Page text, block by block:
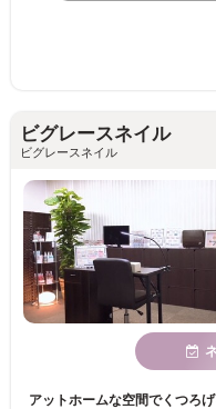
ビグレースネイル
ビグレースネイル
アットホームな空間でくつろ